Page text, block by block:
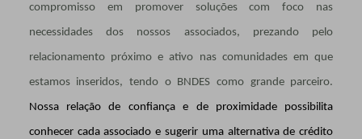
compromisso em promover soluções com foco nas
necessidades dos nossos associados, prezando pelo
relacionamento próximo e ativo nas comunidades em que
estamos inseridos, tendo o BNDES como grande parceiro.
Nossa relação de confiança e de proximidade possibilita
conhecer cada associado e sugerir uma alternativa de crédito